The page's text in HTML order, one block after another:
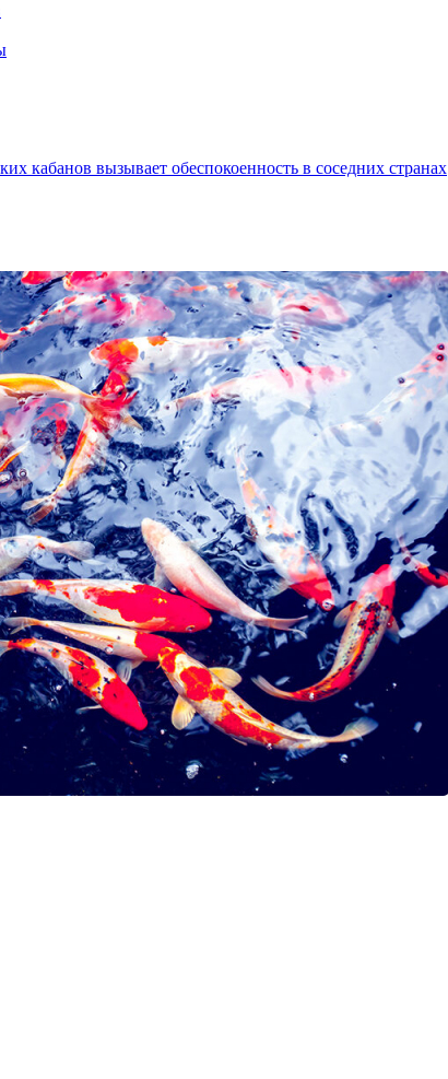
кабанов вызывает обеспокоенность в соседних странах